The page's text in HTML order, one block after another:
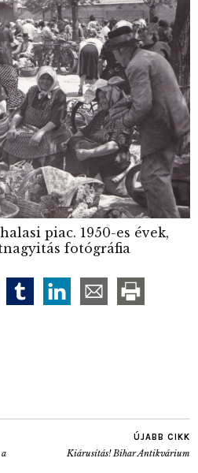
piac. 1950-es évek,
fotógráfia
ÚJABB CIKK
Kiárusítás! Bihar Antikvárium